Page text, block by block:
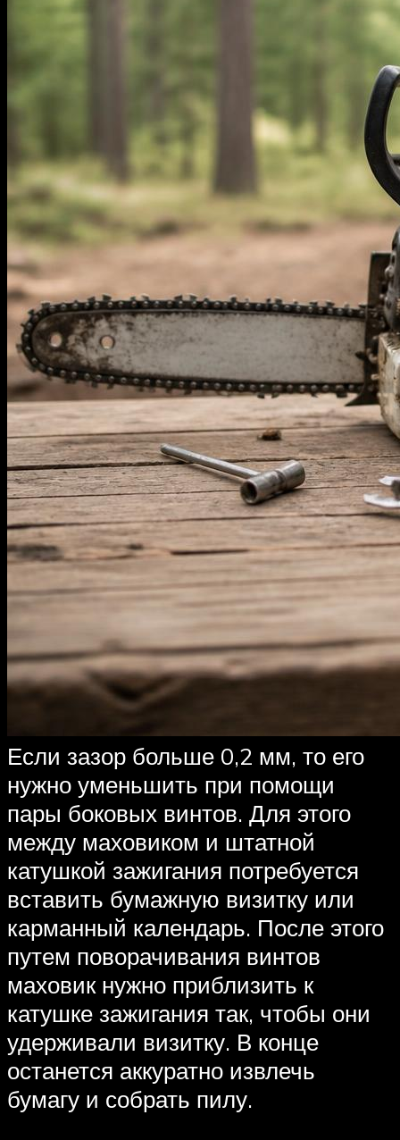
Если зазор больше 0,2 мм, то его
нужно уменьшить при помощи
пары боковых винтов. Для этого
между маховиком и штатной
катушкой зажигания потребуется
вставить бумажную визитку или
карманный календарь. После этого
путем поворачивания винтов
маховик нужно приблизить к
катушке зажигания так, чтобы они
удерживали визитку. В конце
останется аккуратно извлечь
бумагу и собрать пилу.